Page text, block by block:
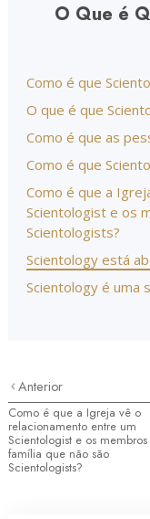
O Que é
Como é que
O que é que
Como é que as
Como é que
Como é que a
Scientologist e os
Scientologists?
Scientology está
Scientology é uma
Anterior
Como é que a Igreja vê o
relacionamento entre um
Scientologist e os
família que não são
Scientologists?